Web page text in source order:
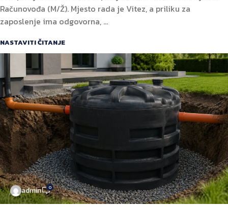
Računovođa (M/Ž). Mjesto rada je Vitez, a priliku za
zaposlenje ima odgovorna, ...
NASTAVITI ČITANJE
admin 0